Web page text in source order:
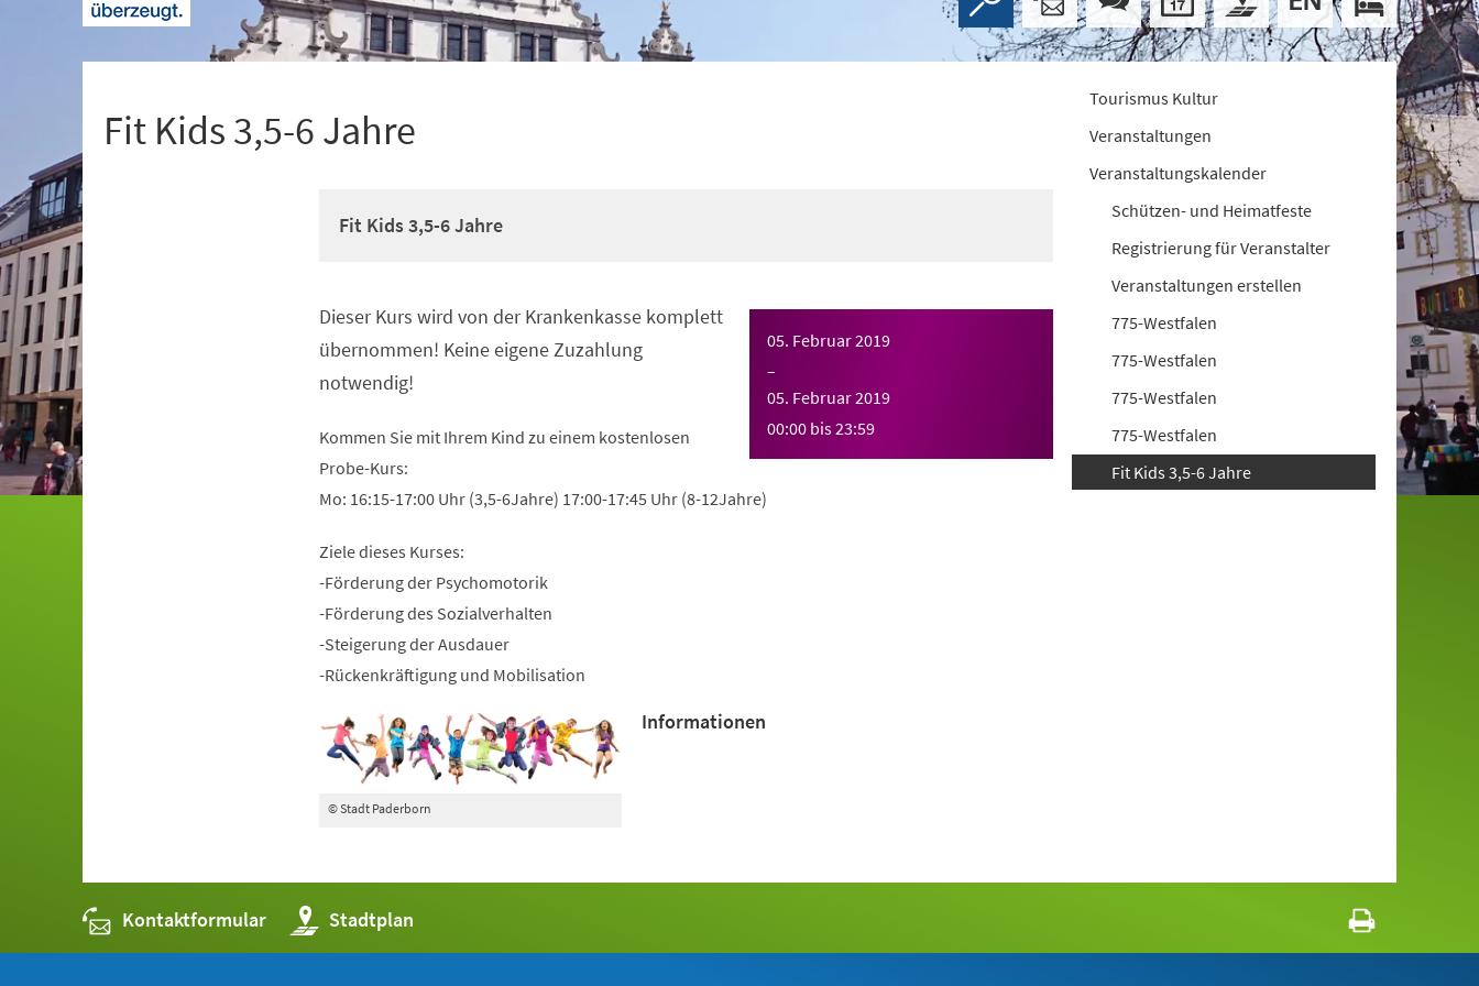
Fit Kids 3,5-6 Jahre
Fit Kids 3,5-6 Jahre
05. Februar 2019
–
05. Februar 2019
00:00 bis23:59
Dieser Kurs wird von der Krankenkasse komplett
übernommen! Keine eigene Zuzahlung
notwendig!
Kommen Sie mit Ihrem Kind zu einem kostenlosen
Probe-Kurs:
Mo: 16:15-17:00 Uhr (3,5-6Jahre) 17:00-17:45 Uhr (8-12Jahre)
Ziele dieses Kurses:
-Förderung der Psychomotorik
-Förderung des Sozialverhalten
-Steigerung der Ausdauer
-Rückenkräftigung und Mobilisation
© Stadt Paderborn
Informationen
Tourismus Kultur
Veranstaltungen
Veranstaltungskalender
Schützen- und Heimatfeste
Registrierung für Veranstalter
Veranstaltungen erstellen
775-Westfalen
775-Westfalen
775-Westfalen
775-Westfalen
Fit Kids 3,5-6 Jahre
Kontaktformular Stadtplan
(Öffnet
in
einem